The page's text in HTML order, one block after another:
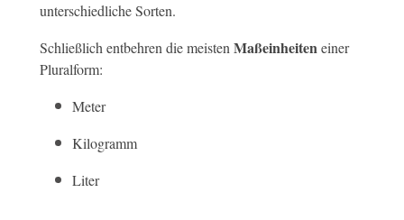
unterschiedliche Sorten.
Schließlich entbehren die meisten Maßeinheiten einer
Pluralform:
Meter
Kilogramm
Liter